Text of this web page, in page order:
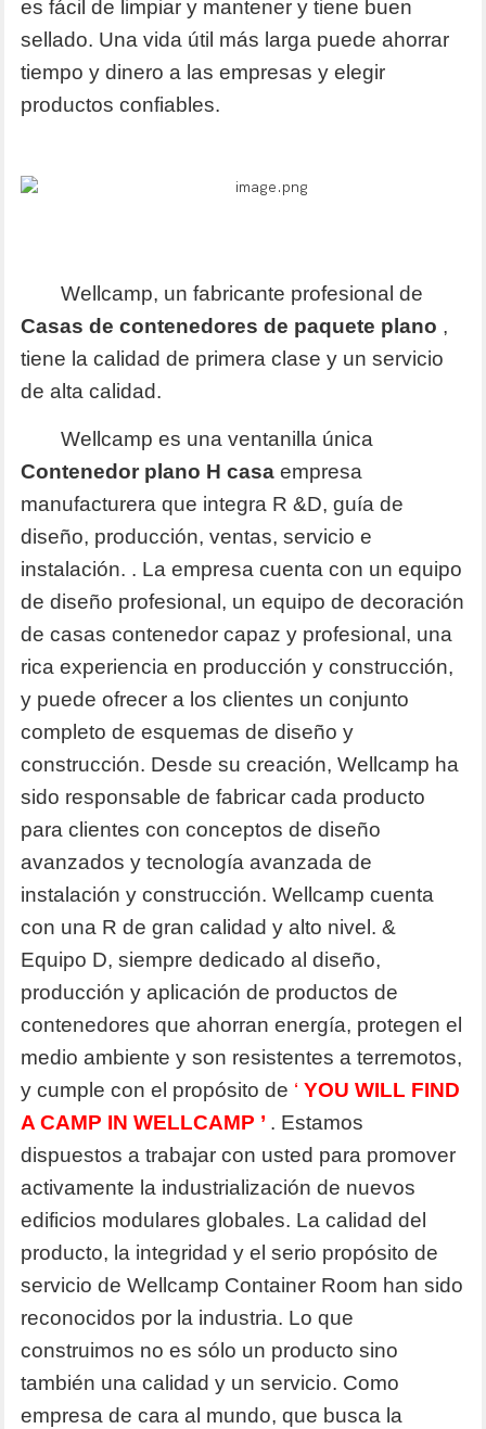
es fácil de limpiar y mantener y tiene buen
sellado. Una vida útil más larga puede ahorrar
tiempo y dinero a las empresas y elegir
productos confiables.
Wellcamp, un fabricante profesional de
Casas de contenedores de paquete plano ,
tiene la calidad de primera clase y un servicio
de alta calidad.
Wellcamp es una ventanilla única
Contenedor plano Hcasaempresa
manufacturera que integra R &D, guía de
diseño, producción, ventas, servicio e
instalación. . La empresa cuenta con un equipo
de diseño profesional, un equipo de decoración
de casas contenedor capaz y profesional, una
rica experiencia en producción y construcción,
y puede ofrecer a los clientes un conjunto
completo de esquemas de diseño y
construcción. Desde su creación, Wellcamp ha
sido responsable de fabricar cada producto
para clientes con conceptos de diseño
avanzados y tecnología avanzada de
instalación y construcción. Wellcamp cuenta
con una R de gran calidad y alto nivel. &
Equipo D, siempre dedicado al diseño,
producción y aplicación de productos de
contenedores que ahorran energía, protegen el
medio ambiente y son resistentes a terremotos,
y cumple con el propósito de ‘YOU WILL FIND
A CAMP IN WELLCAMP ’ . Estamos
dispuestos a trabajar con usted para promover
activamente la industrialización de nuevos
edificios modulares globales. La calidad del
producto, la integridad y el serio propósito de
servicio de Wellcamp Container Room han sido
reconocidos por la industria. Lo que
construimos no es sólo un producto sino
también una calidad y un servicio. Como
empresa de cara al mundo, que busca la